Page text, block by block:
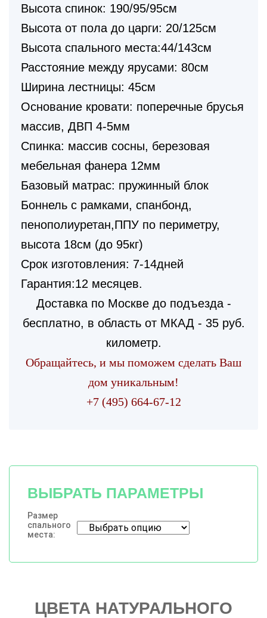
Высота спинок: 190/95/95см
Высота от пола до царги: 20/125см
Высота спального места:44/143см
Расстояние между ярусами: 80см
Ширина лестницы: 45см
Основание кровати: поперечные брусья
массив, ДВП 4-5мм
Спинка: массив сосны, березовая
мебельная фанера 12мм
Базовый матрас: пружинный блок
Боннель с рамками, спанбонд,
пенополиуретан,ППУ по периметру,
высота 18см (до 95кг)
Срок изготовления: 7-14дней
Гарантия:12 месяцев.
Доставка по Москве до подъезда -
бесплатно, в область от МКАД - 35 руб.
километр.
Обращайтесь, и мы поможем сделать Ваш
дом уникальным!
+7 (495) 664-67-12
ВЫБРАТЬ ПАРАМЕТРЫ
Размер
спального
места:
ЦВЕТА НАТУРАЛЬНОГО